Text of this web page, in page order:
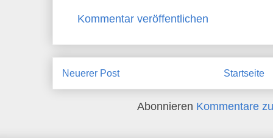
Kommentar veröffentlichen
Neuerer Post Startseite
Abonnieren Kommentare